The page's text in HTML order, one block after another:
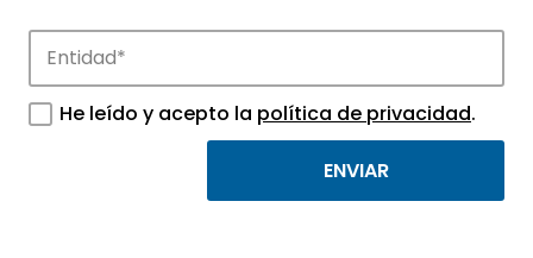
IKUSI – TREBIDE
ELECTRÓNICA
Parque Tecnológico de Euskadi –
He leído y acepto la política de privacidad.